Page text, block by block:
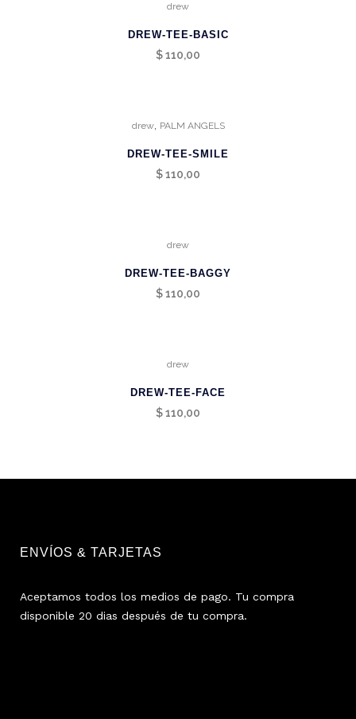
drew
DREW-TEE-BASIC
$110,00
drew, PALM ANGELS
DREW-TEE-SMILE
$110,00
drew
DREW-TEE-BAGGY
$110,00
drew
DREW-TEE-FACE
$110,00
ENVÍOS & TARJETAS
Aceptamos todos los medios de pago. Tu compra
disponible 20 dias después de tu compra.